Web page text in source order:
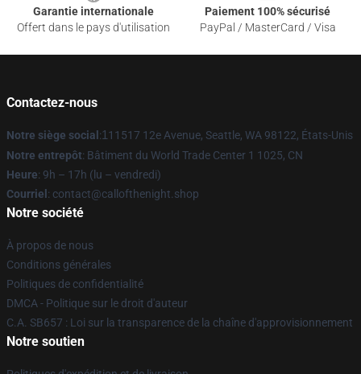
Garantie internationale
Offert dans le pays d'utilisation
Paiement 100% sécurisé
PayPal / MasterCard / Visa
Contactez-nous
Notre siège social :1 11517 12e Avenue, Seattle, WA 98122, États-Unis
Notre entrepôt: Bâtiment du World Trade Center 1 1025, CN
Heure: 9h – 17h (lu – vendredi)
Courriel : contact@callofthenight.shop
Notre société
À propos de nous
Conditions générales
Politiques de confidentialité
DMCA - Politique sur le droit d'auteur
C.A. SB657 : Loi sur la transparence de la chaîne d'approvisionnement
Notre soutien